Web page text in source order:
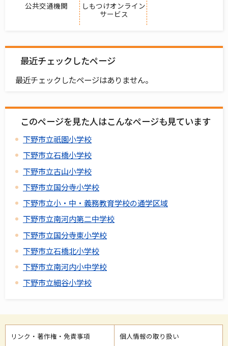
公共交通機関
しもつけオンライン
サービス
最近チェックしたページ
最近チェックしたページはありません。
このページを見た人はこんなページも見ています
下野市立祇園小学校
下野市立石橋小学校
下野市立古山小学校
下野市立国分寺小学校
下野市立小・中・義務教育学校の通学区域
下野市立南河内第二中学校
下野市立国分寺東小学校
下野市立石橋北小学校
下野市立南河内小中学校
下野市立細谷小学校
リンク・著作権・免責事項 個人情報の取り扱い